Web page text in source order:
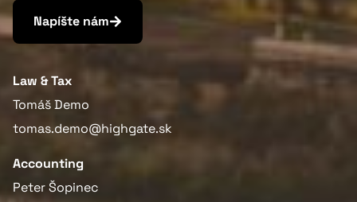
Napíšte nám
Law & Tax
Tomáš Demo
tomas.demo@highgate.sk
Accounting
Peter Šopinec